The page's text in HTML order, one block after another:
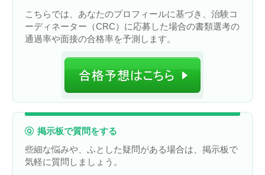
こちらでは、あなたのプロフィールに基づき、治験コ
ーディネーター（CRC）に応募した場合の書類選考の
通過率や面接の合格率を予測します。
掲示板で質問をする
些細な悩みや、ふとした疑問がある場合は、掲示板で
気軽に質問しましょう。